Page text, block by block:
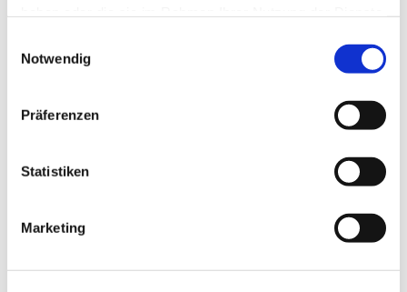
Notwendig
Präferenzen
Statistiken
Marketing